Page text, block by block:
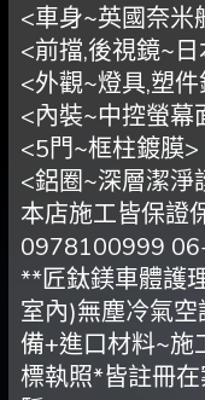
<車身~英國奈米
<前擋,後視鏡~
<外觀~燈具,塑
<內裝~中控螢幕
<5門~框柱鍍膜>
<鋁圈~深層潔淨
本店施工皆保證
0978100999
**匠鈦鎂車體護
室內)無塵冷氣
備+進口材料~施
標執照*皆註冊